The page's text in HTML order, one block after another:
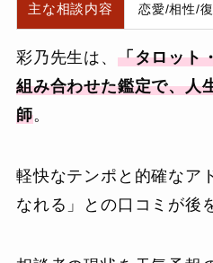
主な相談内容 恋愛/相性/
彩乃先生は、 「タロット
組み合わせた鑑定で、人
師。
軽快なテンポと的確なア
なれる」との口コミが後